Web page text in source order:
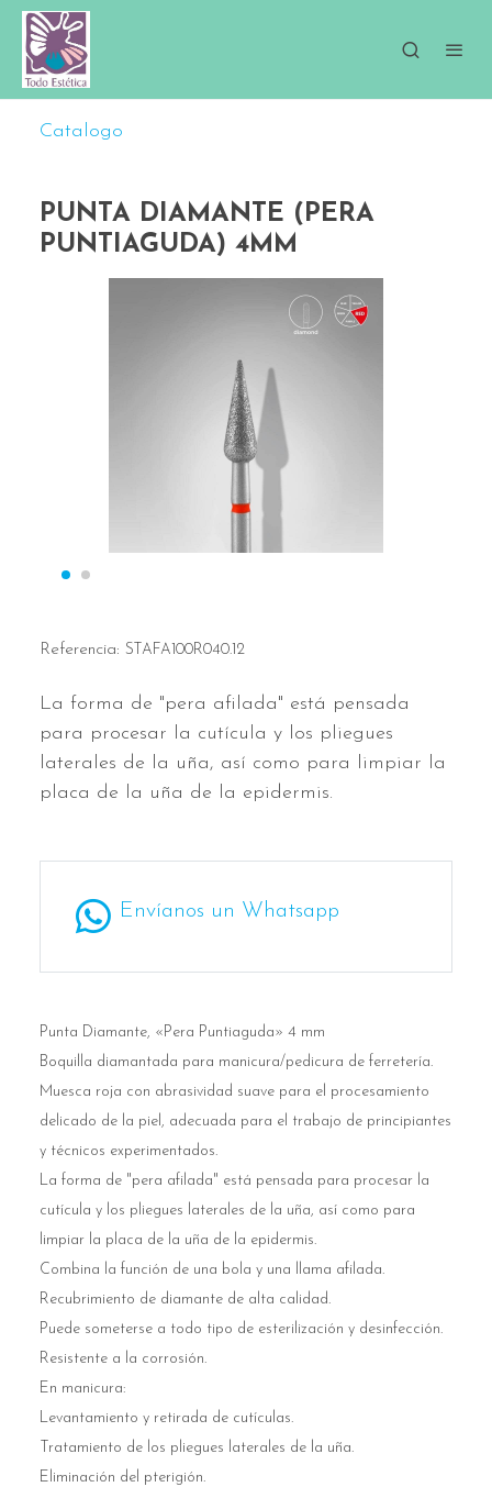
Catalogo
PUNTA DIAMANTE (PERA
PUNTIAGUDA) 4MM
Referencia: STAFA100R040.12
La forma de "pera afilada" está pensada
para procesar la cutícula y los pliegues
laterales de la uña, así como para limpiar la
placa de la uña de la epidermis.
Envíanos un Whatsapp
Punta Diamante, «Pera Puntiaguda» 4 mm
Boquilla diamantada para manicura/pedicura de ferretería.
Muesca roja con abrasividad suave para el procesamiento
delicado de la piel, adecuada para el trabajo de principiantes
y técnicos experimentados.
La forma de "pera afilada" está pensada para procesar la
cutícula y los pliegues laterales de la uña, así como para
limpiar la placa de la uña de la epidermis.
Combina la función de una bola y una llama afilada.
Recubrimiento de diamante de alta calidad.
Puede someterse a todo tipo de esterilización y desinfección.
Resistente a la corrosión.
En manicura:
Levantamiento y retirada de cutículas.
Tratamiento de los pliegues laterales de la uña.
Eliminación del pterigión.